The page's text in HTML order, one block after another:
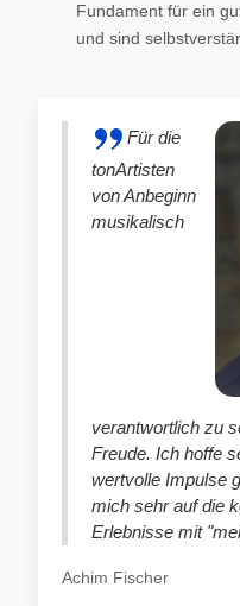
Fundament für ein
und sind
Für die
tonArtisten
von Anbeginn
musikalisch
verantwortlich zu
Freude. Ich hoffe
wertvolle Impulse
mich sehr auf die
Erlebnisse mit
Achim Fischer